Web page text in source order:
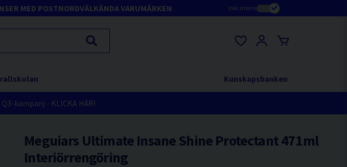
MED POSTNORDVÄLKÄNDA VARUMÄRKEN Inkl.moms
Kunskapsbanken
kampanj - KLICKA HÄR!
Meguiars Ultimate Insane Shine Protectant 471ml
Interiörrengöring